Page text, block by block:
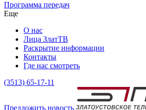
Программа передач
Еще
О нас
Лица ЗлатТВ
Раскрытие информации
Контакты
Где нас смотреть
(3513) 65-17-11
Предложить новость